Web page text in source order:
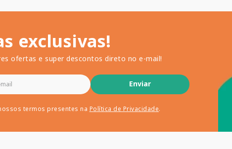
exclusivas!
ofertas e super descontos direto no e-mail!
Enviar
termos presentes na Política de Privacidade.